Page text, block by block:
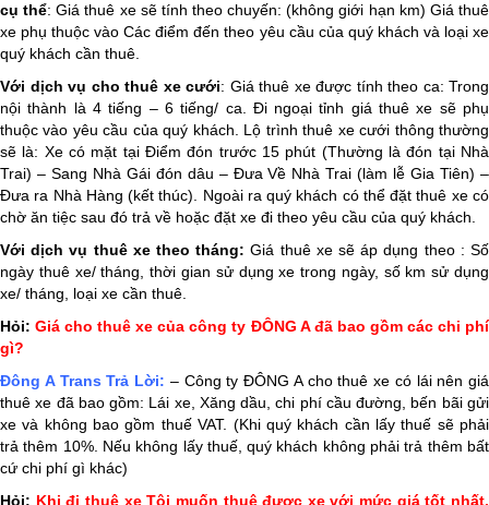
cụ thể: Giá thuê xe sẽ tính theo chuyến: (không giới hạn km) Giá thuê
xe phụ thuộc vào Các điểm đến theo yêu cầu của quý khách và loại xe
quý khách cần thuê.
Với dịch vụ cho thuê xe cưới: Giá thuê xe được tính theo ca: Trong
nội thành là 4 tiếng – 6 tiếng/ ca. Đi ngoại tỉnh giá thuê xe sẽ phụ
thuộc vào yêu cầu của quý khách. Lộ trình thuê xe cưới thông thường
sẽ là: Xe có mặt tại Điểm đón trước 15 phút (Thường là đón tại Nhà
Trai) – Sang Nhà Gái đón dâu – Đưa Về Nhà Trai (làm lễ Gia Tiên) –
Đưa ra Nhà Hàng (kết thúc). Ngoài ra quý khách có thể đặt thuê xe có
chờ ăn tiệc sau đó trả về hoặc đặt xe đi theo yêu cầu của quý khách.
Với dịch vụ thuê xe theo tháng:Giá thuê xe sẽ áp dụng theo : Số
ngày thuê xe/ tháng, thời gian sử dụng xe trong ngày, số km sử dụng
xe/ tháng, loại xe cần thuê.
Hỏi: Giá cho thuê xe của công ty ĐÔNG A đã bao gồm các chi phí
gì?
Đông A TransTrả Lời: – Công ty ĐÔNG A cho thuê xe có lái nên giá
thuê xe đã bao gồm: Lái xe, Xăng dầu, chi phí cầu đường, bến bãi gửi
xe và không bao gồm thuế VAT. (Khi quý khách cần lấy thuế sẽ phải
trả thêm 10%. Nếu không lấy thuế, quý khách không phải trả thêm bất
cứ chi phí gì khác)
Hỏi: Khi đi thuê xe Tôi muốn thuê được xe với mức giá tốt nhất.